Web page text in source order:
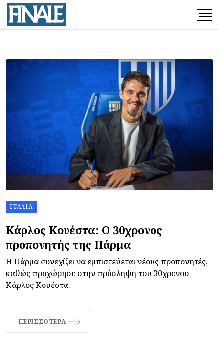
ΙΤΑΛΊΑ
Κάρλος Κουέστα: Ο 30χρονος
προπονητής της Πάρμα
Η Πάρμα συνεχίζει να εμπιστεύεται νέους προπονητές,
καθώς προχώρησε στην πρόσληψη του 30χρονου
Κάρλος Κουέστα.
ΠΕΡΙΣΣΌΤΕΡΑ